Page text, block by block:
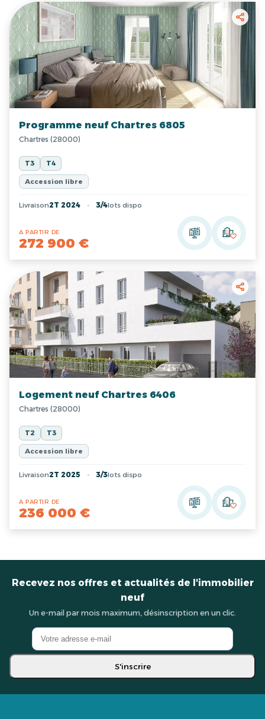
Programme neuf Chartres 6805
Chartres (28000)
T3 T4
Accession libre
Livraison2T 2024 3/4lots dispo
A PARTIR DE
272 900 €
Logement neuf Chartres 6406
Chartres (28000)
T2 T3
Accession libre
Livraison2T 2025 3/3lots dispo
A PARTIR DE
236 000 €
Recevez nos offres et actualités de l'immobilier
neuf
Un e-mail par mois maximum, désinscription en un clic.
S'inscrire